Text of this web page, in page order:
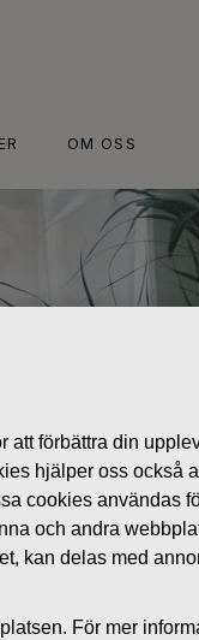
OM OSS
FISKARS OYJ ABP:S
att förbättra din
hjälper oss också
cookies användas
och andra
kan delas med
För mer